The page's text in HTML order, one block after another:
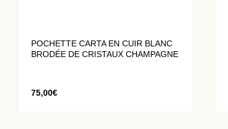
POCHETTE CARTA EN CUIR BLANC
BRODÉE DE CRISTAUX CHAMPAGNE
75,00€